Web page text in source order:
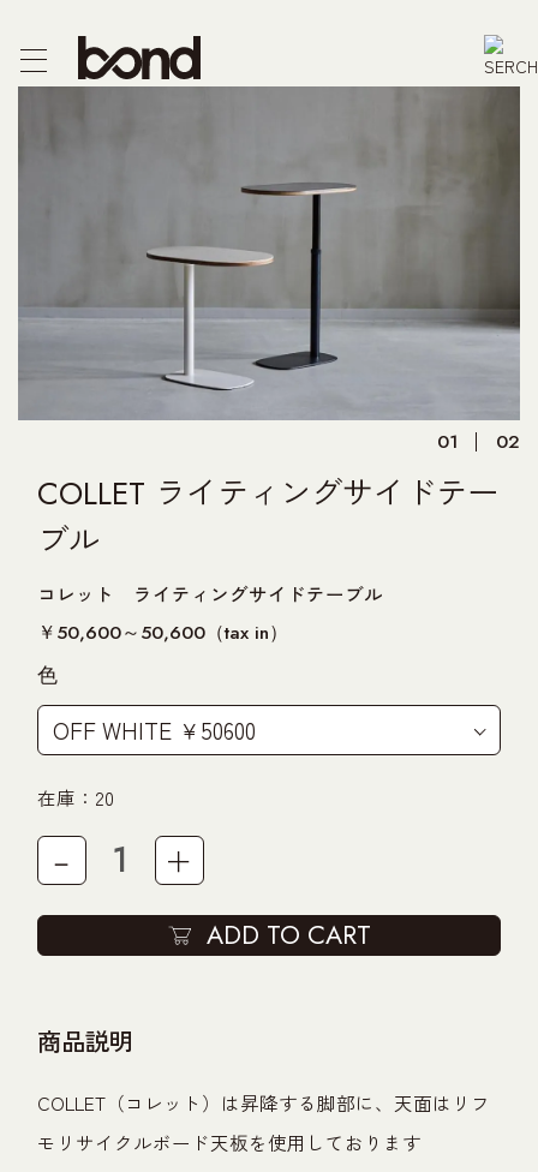
01 02
COLLET ライティングサイドテー
ブル
コレット ライティングサイドテーブル
￥50,600～50,600（tax in）
色
在庫：20
－ ＋
ADD TO CART
商品説明
COLLET（コレット）は昇降する脚部に、天面はリフ
モリサイクルボード天板を使用しております